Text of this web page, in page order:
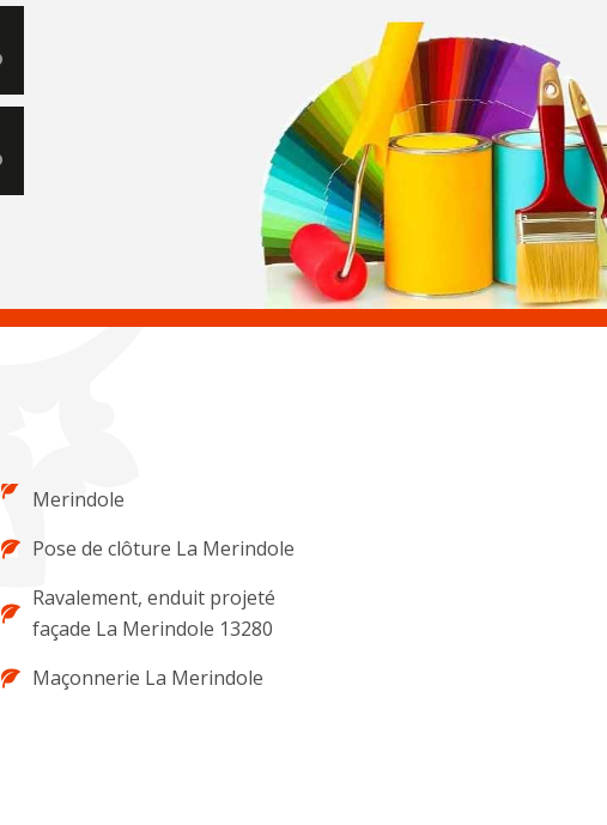
Merindole
Pose de clôture La Merindole
Ravalement, enduit projeté
façade La Merindole 13280
Maçonnerie La Merindole